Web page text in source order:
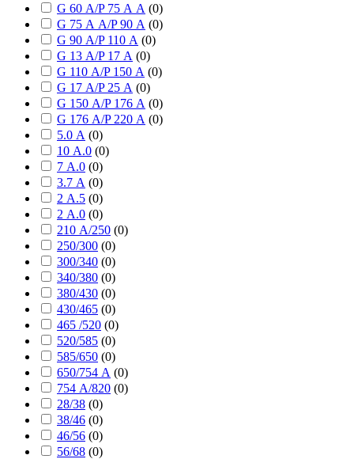
G 60 А/P 75 А А (0)
G 75 А А/P 90 А (0)
G 90 А/P 110 А (0)
G 13 А/P 17 А (0)
G 110 А/P 150 А (0)
G 17 А/P 25 А (0)
G 150 А/P 176 А (0)
G 176 А/P 220 А (0)
5.0 А (0)
10 А.0 (0)
7 А.0 (0)
3.7 А (0)
2 А.5 (0)
2 А.0 (0)
210 А/250 (0)
250/300 (0)
300/340 (0)
340/380 (0)
380/430 (0)
430/465 (0)
465 /520 (0)
520/585 (0)
585/650 (0)
650/754 А (0)
754 А/820 (0)
28/38 (0)
38/46 (0)
46/56 (0)
56/68 (0)